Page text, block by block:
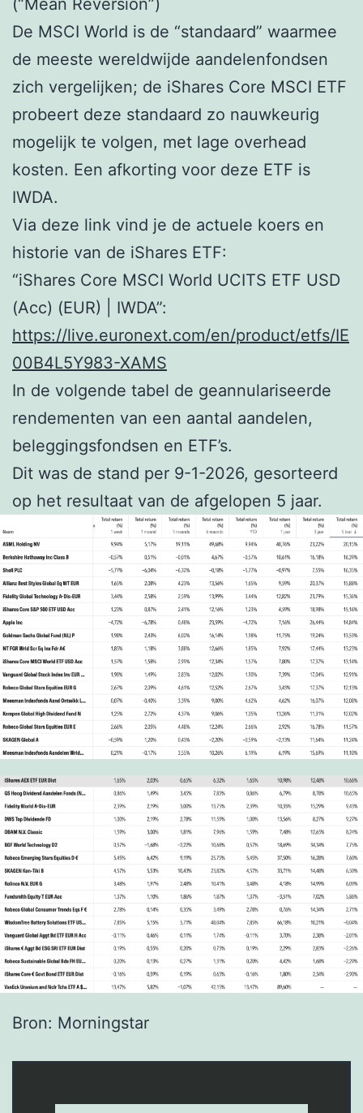
(“Mean Reversion”)
De MSCI World is de “standaard” waarmee
de meeste wereldwijde aandelenfondsen
zich vergelijken; de iShares Core MSCI ETF
probeert deze standaard zo nauwkeurig
mogelijk te volgen, met lage overhead
kosten. Een afkorting voor deze ETF is
IWDA.
Via deze link vind je de actuele koers en
historie van de iShares ETF:
“iShares Core MSCI World UCITS ETF USD
(Acc) (EUR) | IWDA”:
https://live.euronext.com/en/product/etfs/IE
00B4L5Y983-XAMS
In de volgende tabel de geannulariseerde
rendementen van een aantal aandelen,
beleggingsfondsen en ETF’s.
Dit was de stand per 9-1-2026, gesorteerd
op het resultaat van de afgelopen 5 jaar.
Bron: Morningstar